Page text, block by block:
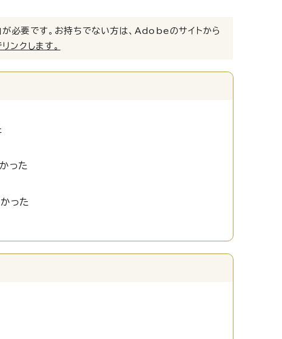
必要です。お持ちでない方は、Adobeのサイトから
ンクします。
った
った